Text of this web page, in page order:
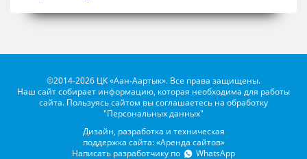
©2014-2026 ЦК «Аан-Аартык». Все права защищены.
Наш сайт собирает информацию, которая необходима для работы
сайта. Пользуясь сайтом вы соглашаетесь на обработку
"Персональных данных"
Дизайн, разработка и техническая
поддержка сайта: «Аренда сайтов»
Написать разработчику по
WhatsApp